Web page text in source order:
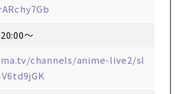
～
channels/anime-live2/sl